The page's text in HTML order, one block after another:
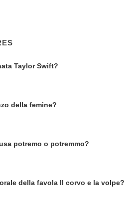
Taylor Swift?
della femine?
potremo o potremmo?
della favola Il corvo e la volpe?